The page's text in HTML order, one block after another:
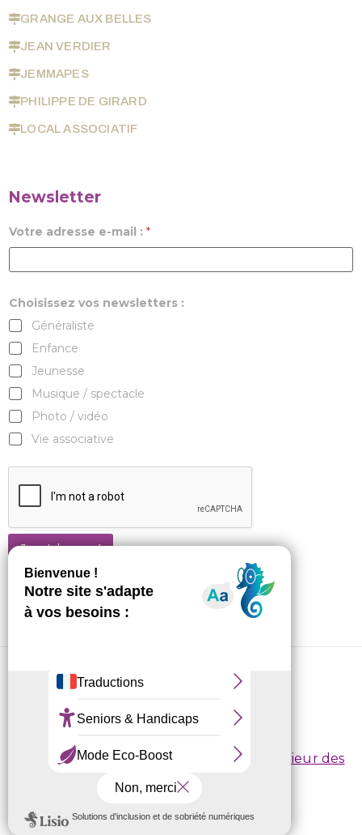
GRANGE AUX BELLES
JEAN VERDIER
JEMMAPES
PHILIPPE DE GIRARD
LOCAL ASSOCIATIF
Newsletter
Votre adresse e-mail : *
Choisissez vos newsletters :
Généraliste
Enfance
Jeunesse
Musique / spectacle
Photo / vidéo
Vie associative
Je m'abonne !
Conditions d’inscription/
Règlement intérieur des
centres